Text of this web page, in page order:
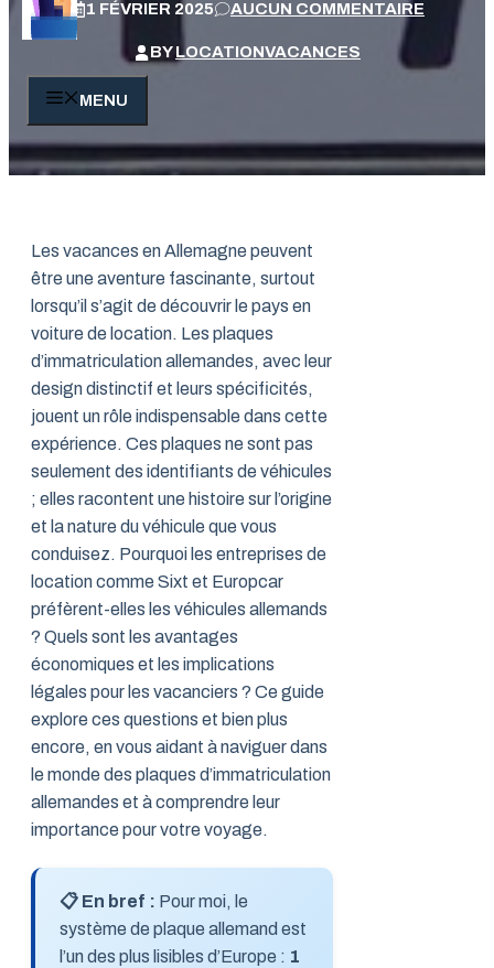
MENU
1 FÉVRIER 2025 AUCUN COMMENTAIRE
BYLOCATIONVACANCES
Les vacances en Allemagne peuvent
être une aventure fascinante, surtout
lorsqu’il s’agit de découvrir le pays en
voiture de location. Les plaques
d’immatriculation allemandes, avec leur
design distinctif et leurs spécificités,
jouent un rôle indispensable dans cette
expérience. Ces plaques ne sont pas
seulement des identifiants de véhicules
; elles racontent une histoire sur l’origine
et la nature du véhicule que vous
conduisez. Pourquoi les entreprises de
location comme Sixt et Europcar
préfèrent-elles les véhicules allemands
? Quels sont les avantages
économiques et les implications
légales pour les vacanciers ? Ce guide
explore ces questions et bien plus
encore, en vous aidant à naviguer dans
le monde des plaques d’immatriculation
allemandes et à comprendre leur
importance pour votre voyage.
📋 En bref : Pour moi, le
système de plaque allemand est
l’un des plus lisibles d’Europe : 1